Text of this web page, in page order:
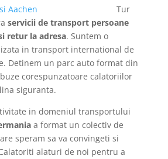
Tur
servicii de transport persoane
retur la adresa. Suntem o
in transport international de
Detinem un parc auto format din
corespunzatoare calatoriilor
siguranta.
in domeniul transportului
a format un colectiv de
speram sa va convingeti si
alaturi de noi pentru a